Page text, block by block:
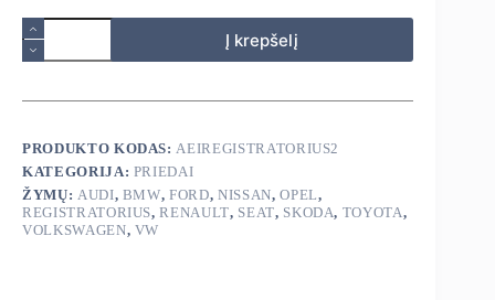
produkto
kiekis:
Priekinė
kamera,
Į krepšelį
PRODUKTO KODAS:AEIREGISTRATORIUS2
KATEGORIJA: PRIEDAI
ŽYMŲ: AUDI, BMW,FORD,NISSAN,OPEL,
REGISTRATORIUS,RENAULT, SEAT, SKODA, TOYOTA,
VOLKSWAGEN, VW